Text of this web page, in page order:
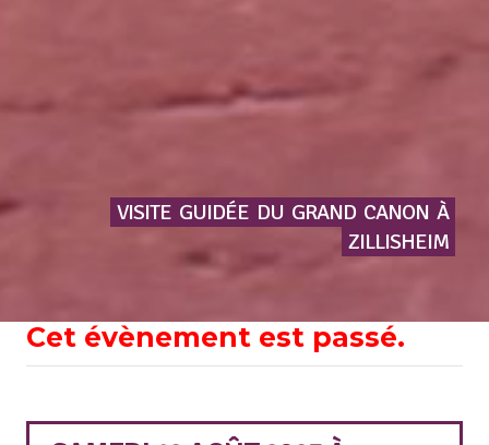
VISITE GUIDÉE DU GRAND CANON À
ZILLISHEIM
Cet évènement est passé.